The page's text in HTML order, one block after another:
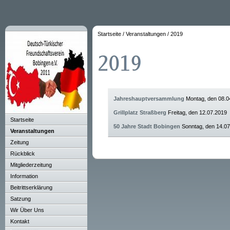
Startseite
Veranstaltungen
Zeitung
Rückblick
Mitgliederzeitung
Information
Beitrittserklärung
Satzung
Wir Über Uns
Kontakt
Startseite / Veranstaltungen / 2019
Jahreshauptversammlung Montag, den
Grillplatz Straßberg Freitag, den 12.07.2019
50 Jahre Stadt Bobingen Sonntag, den